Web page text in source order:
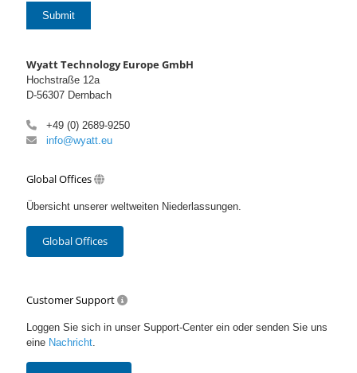
Wyatt Technology Europe GmbH
Hochstraße 12a
D-56307 Dernbach
+49 (0) 2689-9250
info@wyatt.eu
Global Offices
Übersicht unserer weltweiten Niederlassungen.
Global Offices
Customer Support
Loggen Sie sich in unser Support-Center ein oder senden Sie uns
eine Nachricht.